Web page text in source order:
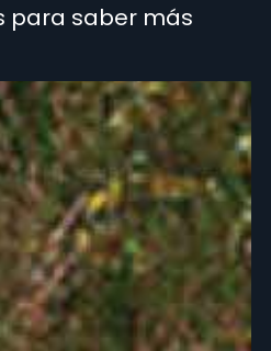
para saber más